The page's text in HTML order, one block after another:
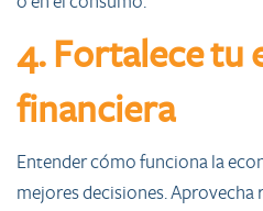
4. Fortalece tu
financiera
Entender cómo funciona la
mejores decisiones. Aprovecha